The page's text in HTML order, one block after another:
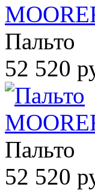
Пальто
52 520
Пальто
52 520